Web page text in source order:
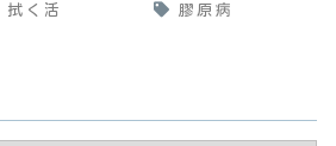
拭く活 膠原病